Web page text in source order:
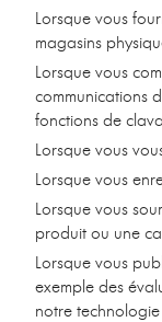
Lorsque vous
magasins
Lorsque vous
communications
fonctions de
Lorsque vous
Lorsque vous
Lorsque vous
produit ou une
Lorsque vous
exemple des
notre